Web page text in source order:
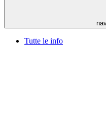
Tutte le info